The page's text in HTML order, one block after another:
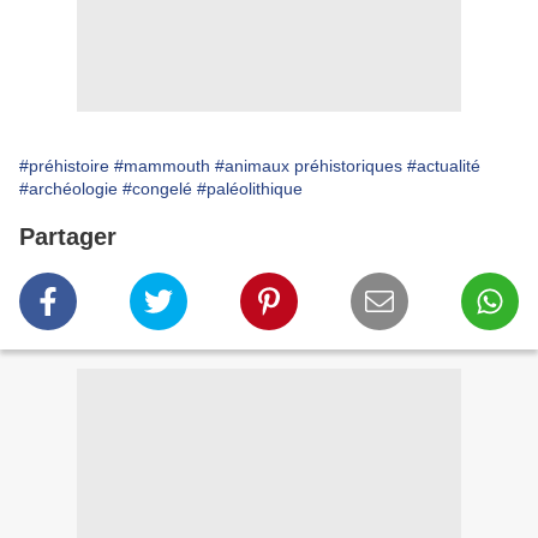
#préhistoire #mammouth #animaux préhistoriques #actualité
#archéologie #congelé #paléolithique
Partager